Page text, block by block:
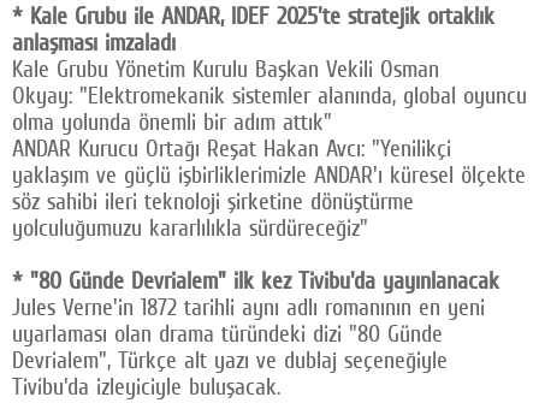
* Kale Grubu ile ANDAR, IDEF 2025'te stratejik ortaklık
anlaşması imzaladı
Kale Grubu Yönetim Kurulu Başkan Vekili Osman
Okyay: "Elektromekanik sistemler alanında, global oyuncu
olma yolunda önemli bir adım attık"
ANDAR Kurucu Ortağı Reşat Hakan Avcı: "Yenilikçi
yaklaşım ve güçlü işbirliklerimizle ANDAR'ı küresel ölçekte
söz sahibi ileri teknoloji şirketine dönüştürme
yolculuğumuzu kararlılıkla sürdüreceğiz"
* "80 Günde Devrialem" ilk kez Tivibu'da yayınlanacak
Jules Verne'in 1872 tarihli aynı adlı romanının en yeni
uyarlaması olan drama türündeki dizi "80 Günde
Devrialem", Türkçe alt yazı ve dublaj seçeneğiyle
Tivibu'da izleyiciyle buluşacak.